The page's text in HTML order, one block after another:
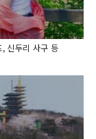
신두리 사구 등